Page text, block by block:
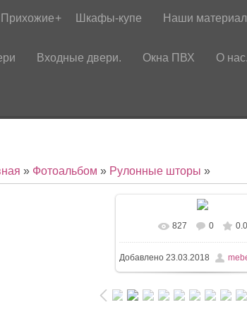
Прихожие Шкафы-купе Наши
Входные двери. Окна ПВХ О нас.
» Фотоальбом » Рулонные шторы »
827 0 0.0
Добавлено23.03.2018